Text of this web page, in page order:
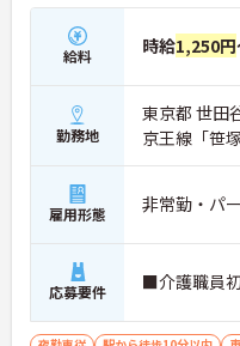
給料 時給1,250円
勤務地
東京都 世田
京王線「笹
雇用形態 非常勤・パ
応募要件 ■介護職員